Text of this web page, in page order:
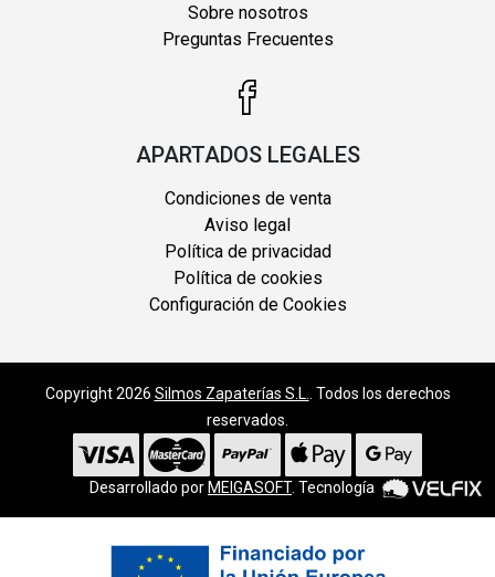
Sobre nosotros
Preguntas Frecuentes
APARTADOS LEGALES
Condiciones de venta
Aviso legal
Política de privacidad
Política de cookies
Configuración de Cookies
Copyright 2026 Silmos Zapaterías S.L.
. Todos los derechos
reservados.
Desarrollado por MEIGASOFT. Tecnología